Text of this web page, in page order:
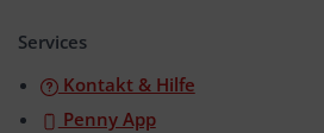
Services
Kontakt & Hilfe
Penny App